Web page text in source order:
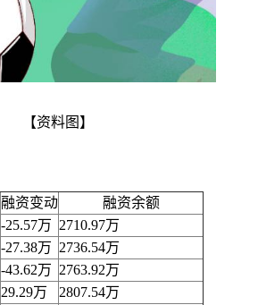
【资料图】
融资变动
融资余额
-25.57万 2710.97万
-27.38万 2736.54万
-43.62万 2763.92万
29.29万
2807.54万